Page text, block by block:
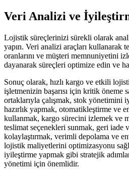
Veri Analizi ve
Lojistik süreçlerinizi sürekli olarak
yapın. Veri analizi araçları kullanarak
oranlarını ve müşteri memnuniyetini
dayanarak süreçleri optimize edin ve
Sonuç olarak, hızlı kargo ve etkili
işletmenizin başarısı için kritik öneme
ortaklarıyla çalışmak, stok yönetimini
hazırlık yapmak, otomatikleştirme ve
kullanmak, kargo sürecini izlemek ve
teslimat seçenekleri sunmak, geri iade
kolaylaştırmak, verimli depolama ve
lojistik maliyetlerini optimizasyonu
iyileştirme yapmak gibi stratejik
yönetimi için önemlidir.